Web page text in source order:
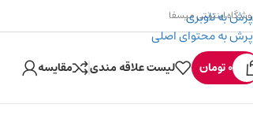
پرش به ناوبری
پرش به محتوای اصلی
۳۰۰ میسکوین (۳۰ هزار تومن) هدیه خرید اول
اینترنتی میسفا
0تومان لیست علاقه مندی مقایسه